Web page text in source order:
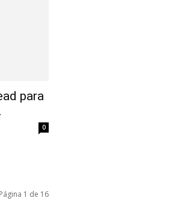
para
0
Página 1 de 16